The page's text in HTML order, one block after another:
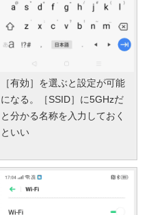
［有効］を選ぶと設定が可能
になる。［SSID］に5GHzだ
と分かる名称を入力しておく
といい